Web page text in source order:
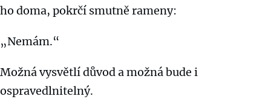
ho doma, pokrčí smutně rameny:
„Nemám.“
Možná vysvětlí důvod a možná bude i
ospravedlnitelný.